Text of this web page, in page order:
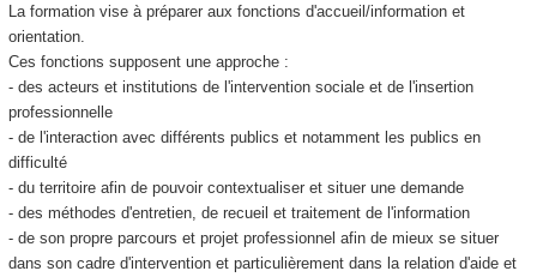
La formation vise à préparer aux fonctions d'accueil/information et
orientation.
Ces fonctions supposent une approche :
- des acteurs et institutions de l'intervention sociale et de l'insertion
professionnelle
- de l'interaction avec différents publics et notamment les publics en
difficulté
- du territoire afin de pouvoir contextualiser et situer une demande
- des méthodes d'entretien, de recueil et traitement de l'information
- de son propre parcours et projet professionnel afin de mieux se situer
dans son cadre d'intervention et particulièrement dans la relation d'aide et